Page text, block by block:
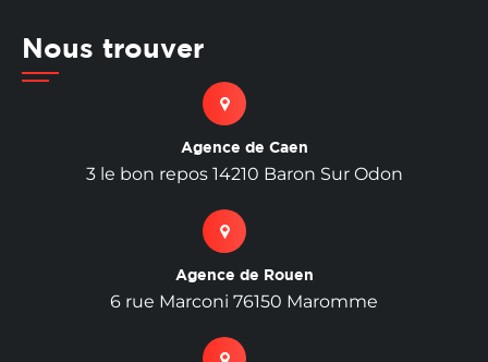
Nous trouver
Agence de Caen
3 le bon repos 14210 Baron Sur Odon
Agence de Rouen
6 rue Marconi 76150 Maromme